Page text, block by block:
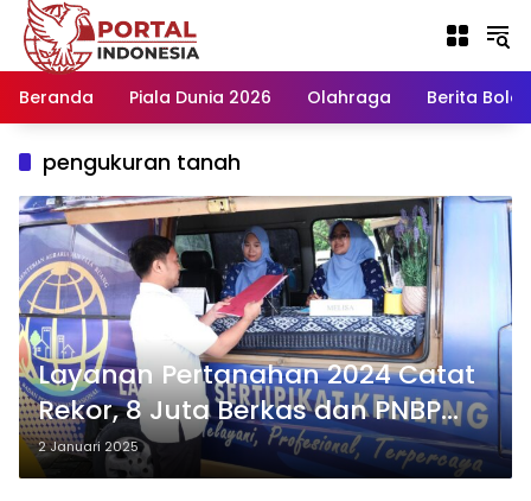
Langsung
konten
Beranda
Piala Dunia 2026 Olahraga Berita Bola
pengukuran tanah
Layanan Pertanahan 2024 Catat
Rekor, 8 Juta Berkas dan PNBP
Rp2,9 Triliun, Tertinggi dalam Satu
Dekade
2 Januari 2025